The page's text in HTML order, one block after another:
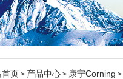
首页 > 产品中心 > 康宁Corning >